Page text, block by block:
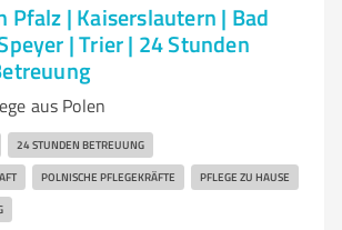
Pfalz | Kaiserslautern | Bad
| Trier | 24 Stunden
aus Polen
24 STUNDEN BETREUUNG
POLNISCHE PFLEGEKRÄFTE PFLEGE ZU HAUSE